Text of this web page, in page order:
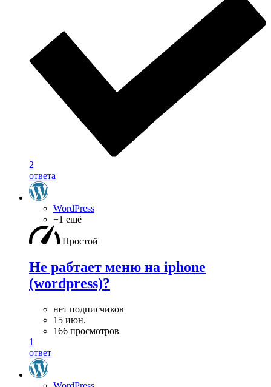
2
ответа
WordPress
+1 ещё
Простой
Не рабтает меню на iphone
(wordpress)?
нет подписчиков
15 июн.
166 просмотров
1
ответ